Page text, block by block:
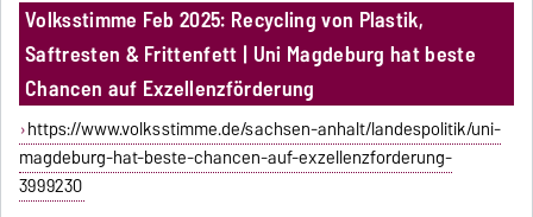
Volksstimme Feb 2025: Recycling von Plastik,
Saftresten & Frittenfett | Uni Magdeburg hat beste
Chancen auf Exzellenzförderung
https://www.volksstimme.de/sachsen-anhalt/landespolitik/uni-
magdeburg-hat-beste-chancen-auf-exzellenzforderung-
3999230